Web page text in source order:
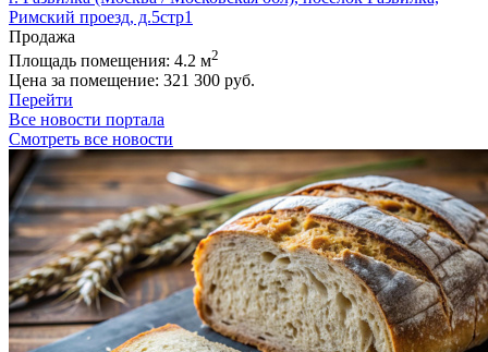
Римский проезд, д.5стр1
Продажа
Площадь помещения: 4.2 м2
Цена за помещение: 321 300 руб.
Перейти
Все новости портала
Смотреть все новости